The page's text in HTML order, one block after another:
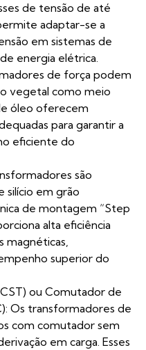
de tensão de até
adaptar-se a
em sistemas de
energia elétrica.
de força podem
vegetal como meio
óleo oferecem
para garantir a
eficiente do
são
silício em grão
de montagem “Step
alta eficiência
magnéticas,
superior do
ou Comutador de
Os transformadores de
com comutador sem
em carga. Esses